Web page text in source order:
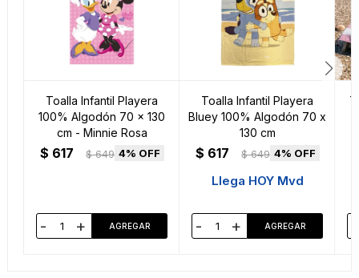
Toalla Infantil Playera
100% Algodón 70 x 130
cm - Minnie Rosa
$ 617 $ 649 4
- +
Toalla Infantil Playera
Bluey 100% Algodón 70 x
130 cm
$ 617 $ 649 4
Llega HOY Mvd
- +